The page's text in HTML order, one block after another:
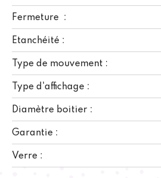
Fermeture :
Etanchéité :
Type de mouvement :
Type d'affichage :
Diamètre boitier :
Garantie :
Verre :